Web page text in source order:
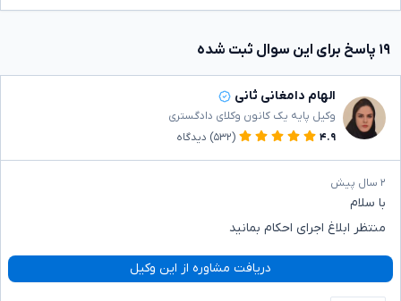
۱۹ پاسخ برای این سوال ثبت شده
الهام دامغانی ثانی
وکیل پایه یک کانون وکلای دادگستری
۴.۹
(۵۳۲) دیدگاه
۲ سال پیش
با سلام
منتظر ابلاغ اجرای احکام بمانید
دریافت مشاوره از این وکیل